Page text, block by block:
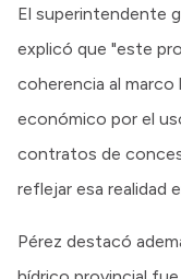
El superintendente
explicó que "este
coherencia al
económico por el
contratos de
reflejar esa realidad
Pérez destacó